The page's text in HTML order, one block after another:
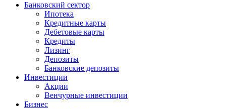
Банковский сектор
Ипотека
Кредитные карты
Дебетовые карты
Кредиты
Лизинг
Депозиты
Банковские депозиты
Инвестиции
Акции
Венчурные инвестиции
Бизнес